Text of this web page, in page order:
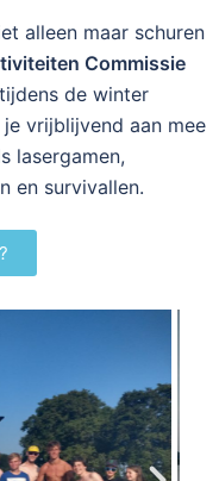
alleen maar schuren
Commissie
de winter
vrijblijvend aan mee
lasergamen,
en survivallen.